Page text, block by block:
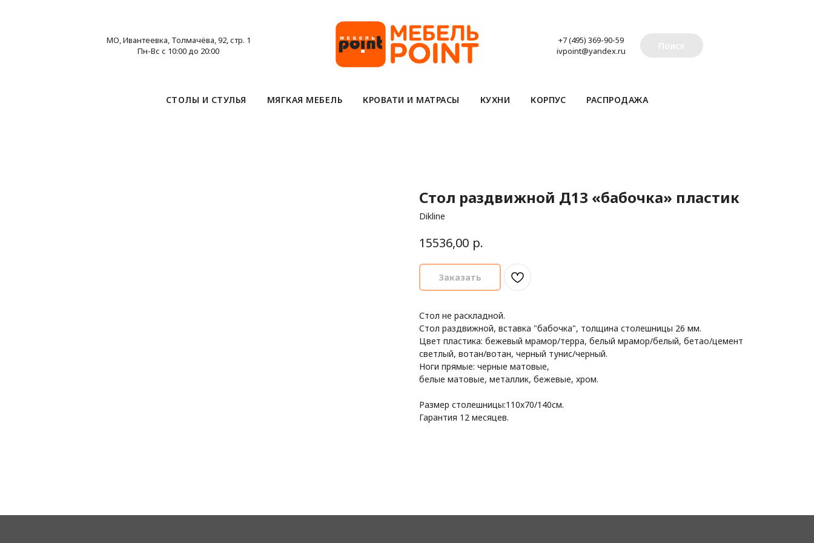
МО, Ивантеевка, Толмачёва, 92, стр. 1
Пн-Вс с 10:00 до 20:00
+7 (495) 369-90-59
ivpoint@yandex.ru
СТОЛЫ И СТУЛЬЯ МЯГКАЯ МЕБЕЛЬ КРОВАТИ И МАТРАСЫ КУХНИ КОРПУС РАСПРОДАЖА
Стол раздвижной Д13 «бабочка» пластик
Dikline
15536,00 р.
Заказать
Стол не раскладной.
Стол раздвижной, вставка "бабочка", толщина столешницы 26 мм.
Цвет пластика: бежевый мрамор/терра, белый мрамор/белый, бетао/цемент
светлый, вотан/вотан, черный тунис/черный.
Ноги прямые: черные матовые,
белые матовые, металлик, бежевые, хром.
Размер столешницы:110х70/140см.
Гарантия 12 месяцев.